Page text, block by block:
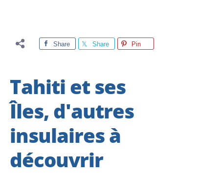
Share Share Pin
Tahiti et ses
Îles, d'autres
insulaires à
découvrir